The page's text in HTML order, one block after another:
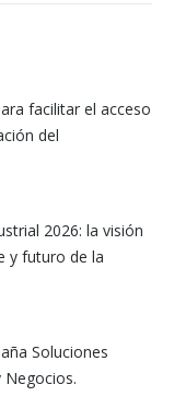
facilitar el acceso
del
2026: la visión
y futuro de la
Soluciones
Negocios.